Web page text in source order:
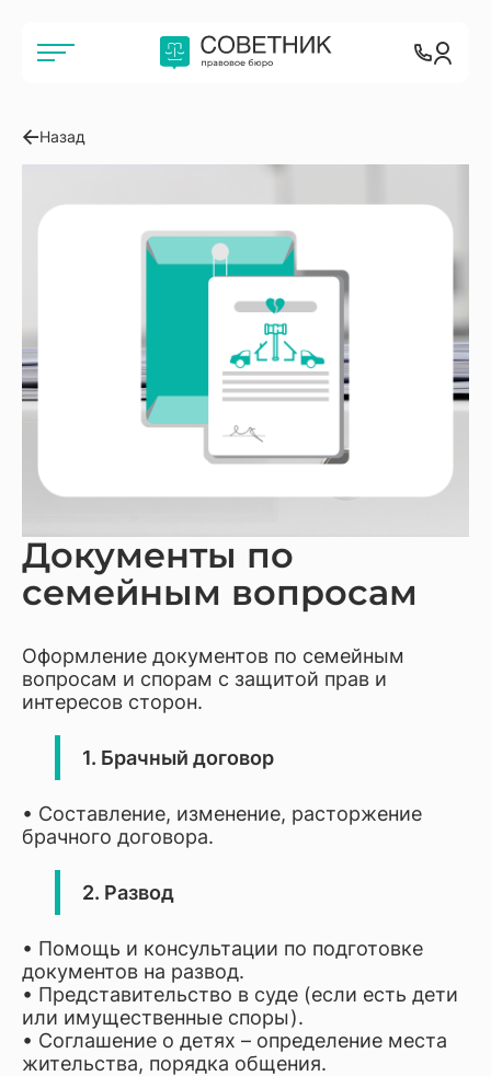
Назад
Документы по
семейным вопросам
Оформление документов по семейным
вопросам и спорам с защитой прав и
интересов сторон.
1. Брачный договор
• Составление, изменение, расторжение
брачного договора.
2. Развод
• Помощь и консультации по подготовке
документов на развод.
• Представительство в суде (если есть дети
или имущественные споры).
• Соглашение о детях – определение места
жительства, порядка общения.